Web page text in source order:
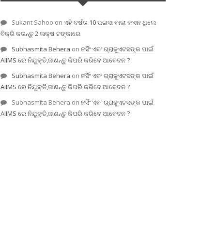
Sukant Sahoo on ଏହି ବର୍ଷର 10 ପଇସା ବାଲା କଏନ ଥିଲେ
ବିକ୍ରି କରନ୍ତୁ 2 ଲକ୍ଷ ଟଙ୍କାରେ
Subhasmita Behera on ନର୍ସିଂ ଏବଂ ଗ୍ରାଜୁଏଟସଙ୍କ ପାଇଁ
AIIMS ରେ ନିଯୁକ୍ତି,ଜାଣନ୍ତୁ କିପରି କରିବେ ଆବେଦନ ?
Subhasmita Behera on ନର୍ସିଂ ଏବଂ ଗ୍ରାଜୁଏଟସଙ୍କ ପାଇଁ
AIIMS ରେ ନିଯୁକ୍ତି,ଜାଣନ୍ତୁ କିପରି କରିବେ ଆବେଦନ ?
Subhasmita Behera on ନର୍ସିଂ ଏବଂ ଗ୍ରାଜୁଏଟସଙ୍କ ପାଇଁ
AIIMS ରେ ନିଯୁକ୍ତି,ଜାଣନ୍ତୁ କିପରି କରିବେ ଆବେଦନ ?